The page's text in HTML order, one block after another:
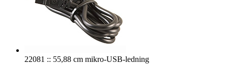
22081 :: 55,88 cm mikro-USB-ledning